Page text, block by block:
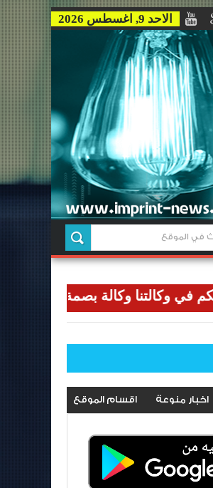
الاحد 9, اغسطس 2026
وكالة بصمة للاخبار وان نوصل
اخبار منوعة اقسام الموقع